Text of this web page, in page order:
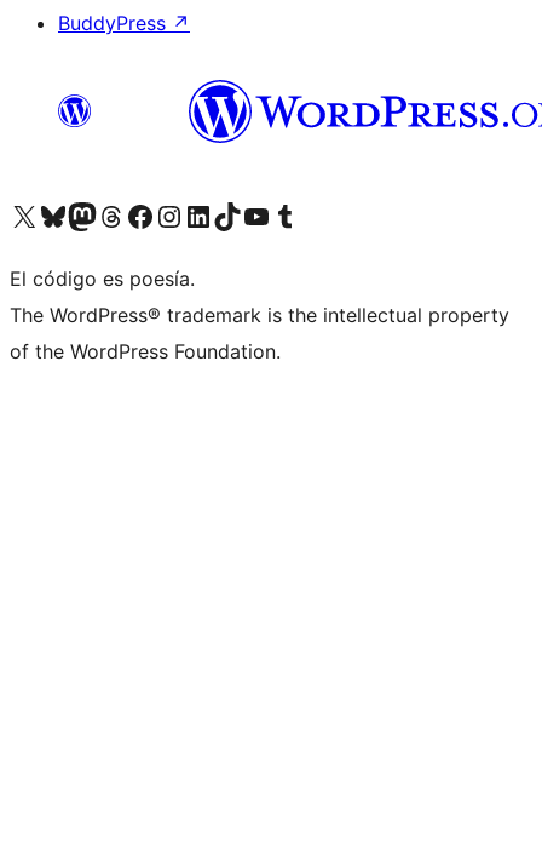
BuddyPress ↗
Visita nuestra cuenta de X (anteriormente Twitter)
Visita nuestra cuenta de Bluesky
Visita nuestra cuenta de Mastodon
Visita nuestra cuenta de Threads
Visita nuestra página de Facebook
Visita nuestra cuenta de Instagram
Visita nuestra cuenta de LinkedIn
Visita nuestra cuenta de TikTok
Visita nuestro canal de YouTube
Visita nuestra cuenta de Tumblr
El código es poesía.
The WordPress® trademark is the intellectual property
of the WordPress Foundation.